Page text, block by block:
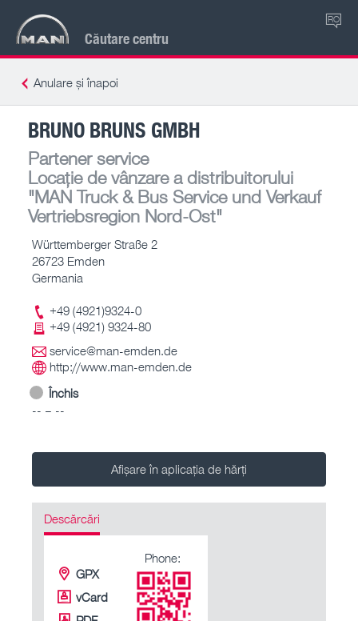
Căutare centru
RO
Anulare și înapoi
BRUNO BRUNS GMBH
Partener service
Locație de vânzare a distribuitorului
"MAN Truck & Bus Service und Verkauf
Vertriebsregion Nord-Ost"
Württemberger Straße 2
26723 Emden
Germania
+49 (4921)9324-0
+49 (4921) 9324-80
service@man-emden.de
http://www.man-emden.de
Închis
-- – --
Afișare în aplicația de hărți
Descărcări
GPX
vCard
Phone: